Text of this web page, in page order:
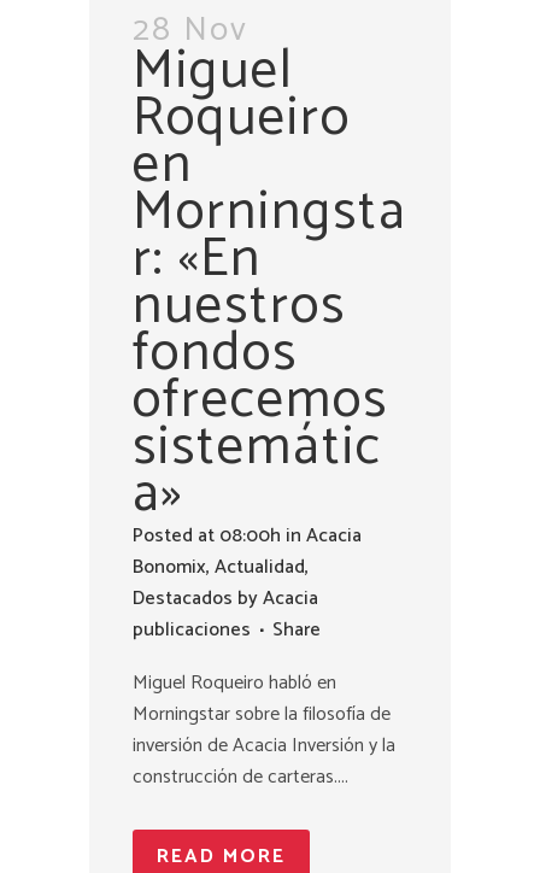
28 Nov
Miguel
Roqueiro
en
Morningsta
r: «En
nuestros
fondos
ofrecemos
sistemátic
a»
Posted at 08:00h inAcacia
Bonomix,Actualidad,
Destacados byAcacia
publicaciones
Share
Miguel Roqueiro habló en
Morningstar sobre la filosofía de
inversión de Acacia Inversión y la
construcción de carteras....
READ MORE